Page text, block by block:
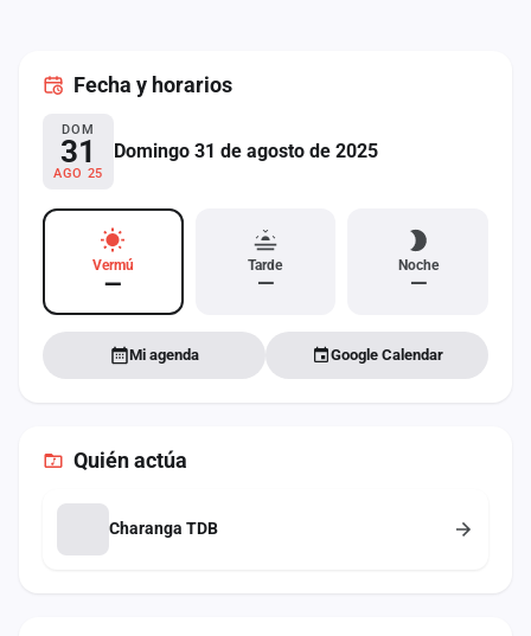
Fecha y horarios
DOM
31
AGO 25
Domingo 31 de agosto de 2025
Vermú
—
Tarde
—
Noche
—
Mi agenda Google Calendar
Quién actúa
Charanga TDB
Administración
Contacto